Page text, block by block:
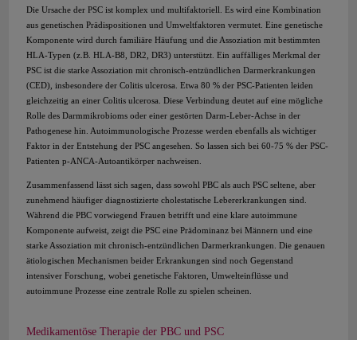
Die Ursache der PSC ist komplex und multifaktoriell. Es wird eine Kombination
aus genetischen Prädispositionen und Umweltfaktoren vermutet. Eine genetische
Komponente wird durch familiäre Häufung und die Assoziation mit bestimmten
HLA-Typen (z.B. HLA-B8, DR2, DR3) unterstützt. Ein auffälliges Merkmal der
PSC ist die starke Assoziation mit chronisch-entzündlichen Darmerkrankungen
(CED), insbesondere der Colitis ulcerosa. Etwa 80 % der PSC-Patienten leiden
gleichzeitig an einer Colitis ulcerosa. Diese Verbindung deutet auf eine mögliche
Rolle des Darmmikrobioms oder einer gestörten Darm-Leber-Achse in der
Pathogenese hin. Autoimmunologische Prozesse werden ebenfalls als wichtiger
Faktor in der Entstehung der PSC angesehen. So lassen sich bei 60-75 % der PSC-
Patienten p-ANCA-Autoantikörper nachweisen.
Zusammenfassend lässt sich sagen, dass sowohl PBC als auch PSC seltene, aber
zunehmend häufiger diagnostizierte cholestatische Lebererkrankungen sind.
Während die PBC vorwiegend Frauen betrifft und eine klare autoimmune
Komponente aufweist, zeigt die PSC eine Prädominanz bei Männern und eine
starke Assoziation mit chronisch-entzündlichen Darmerkrankungen. Die genauen
ätiologischen Mechanismen beider Erkrankungen sind noch Gegenstand
intensiver Forschung, wobei genetische Faktoren, Umwelteinflüsse und
autoimmune Prozesse eine zentrale Rolle zu spielen scheinen.
Medikamentöse Therapie der PBC und PSC